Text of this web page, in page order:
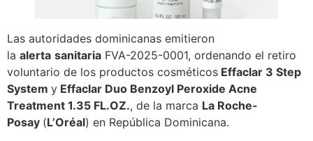
Las autoridades dominicanas emitieron
la alerta sanitaria FVA-2025-0001, ordenando el retiro
voluntario de los productos cosméticos Effaclar 3 Step
System y Effaclar Duo Benzoyl Peroxide Acne
Treatment 1.35 FL.OZ., de la marca La Roche-
Posay (L’Oréal) en República Dominicana.